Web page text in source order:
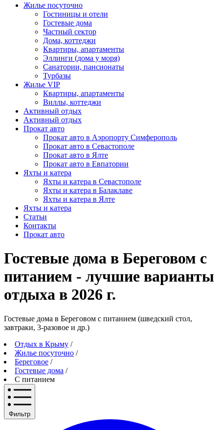
Жилье посуточно
Гостиницы и отели
Гостевые дома
Частный сектор
Дома, коттеджи
Квартиры, апартаменты
Эллинги (дома у моря)
Санатории, пансионаты
Турбазы
Жилье VIP
Квартиры, апартаменты
Виллы, коттеджи
Активный отдых
Активный отдых
Прокат авто
Прокат авто в Аэропорту Симферополь
Прокат авто в Севастополе
Прокат авто в Ялте
Прокат авто в Евпатории
Яхты и катера
Яхты и катера в Севастополе
Яхты и катера в Балаклаве
Яхты и катера в Ялте
Яхты и катера
Статьи
Контакты
Прокат авто
Гостевые дома в Береговом с
питанием - лучшие варианты
отдыха в 2026 г.
Гостевые дома в Береговом c питанием (шведский стол,
завтраки, 3-разовое и др.)
Отдых в Крыму /
Жилье посуточно /
Береговое /
Гостевые дома /
С питанием
Фильтр